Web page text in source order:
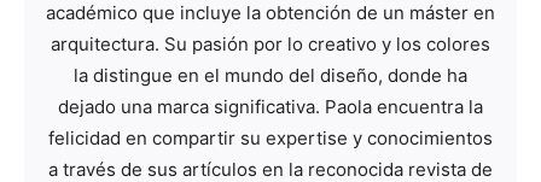
académico que incluye la obtención de un máster en
arquitectura. Su pasión por lo creativo y los colores
la distingue en el mundo del diseño, donde ha
dejado una marca significativa. Paola encuentra la
felicidad en compartir su expertise y conocimientos
a través de sus artículos en la reconocida revista de